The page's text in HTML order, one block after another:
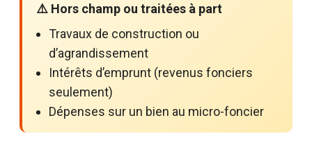
⚠️ Hors champ ou traitées à part
Travaux de construction ou
d’agrandissement
Intérêts d’emprunt (revenus fonciers
seulement)
Dépenses sur un bien au micro-foncier